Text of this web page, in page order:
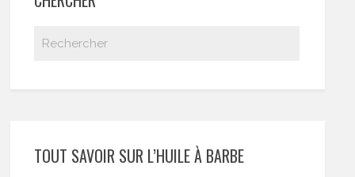
TOUT SAVOIR SUR L’HUILE À BARBE